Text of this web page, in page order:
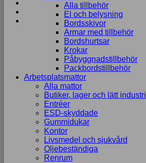
Alla tillbehör
El och belysning
Bordsskivor
Armar med tillbehör
Bordshurtsar
Krokar
Påbyggnadstillbehör
Packbordstillbehör
Arbetsplatsmattor
Alla mattor
Butiker, lager och lätt industri
Entréer
ESD-skyddade
Gummidukar
Kontor
Livsmedel och sjukvård
Oljebeständiga
Renrum